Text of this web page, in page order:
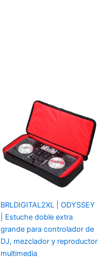
BRLDIGITAL2XL | ODYSSEY
| Estuche doble extra
grande para controlador de
DJ, mezclador y reproductor
multimedia